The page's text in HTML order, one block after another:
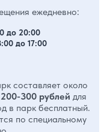
ежедневно:
до 20:00
до 17:00
составляет около
200-300 рублей для
в парк бесплатный.
по специальному